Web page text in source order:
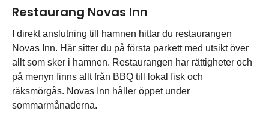
Restaurang Novas Inn
I direkt anslutning till hamnen hittar du restaurangen
Novas Inn. Här sitter du på första parkett med utsikt över
allt som sker i hamnen. Restaurangen har rättigheter och
på menyn finns allt från BBQ till lokal fisk och
räksmörgås. Novas Inn håller öppet under
sommarmånaderna.